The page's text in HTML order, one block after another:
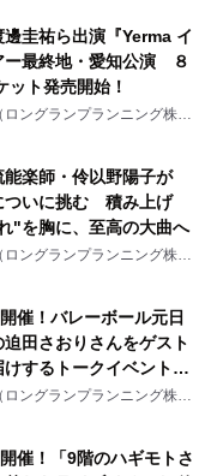
邊圭祐ら出演『Yerma イ
ー最終地・愛知公演 ８
ット発売開始！
ロングランプランニング株式
能楽師・伶以野陽子が
ついに挑む 積み上げ
"を胸に、至高の大曲へ
ロングランプランニング株式
催！バレーボール元日
田さおりさんをゲスト
するトークイベント
しのお話の会』チケッ
ロングランプランニング株式
催！「9階のハギモトさ